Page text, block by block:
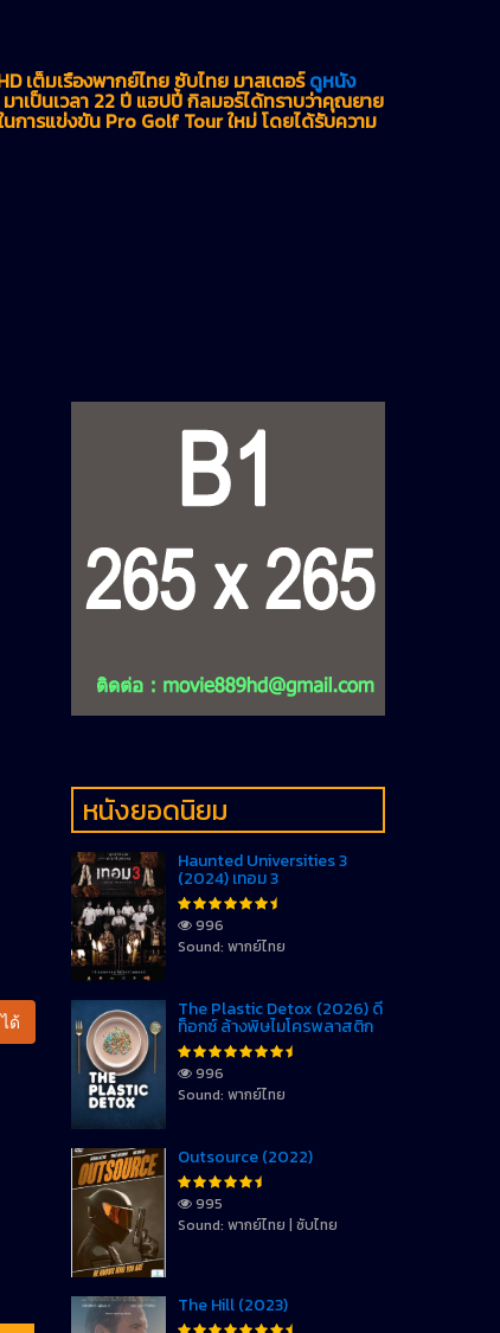
เต็มเรื่องพากย์ไทย ซับไทย มาสเตอร์ดูหนัง
เป็นเวลา 22 ปี แฮปปี้ กิลมอร์ได้ทราบว่าคุณยาย
การแข่งขัน Pro Golf Tour ใหม่ โดยได้รับความ
ด้
หนังยอดนิยม
Haunted Universities 3
(2024) เทอม 3
996
Sound: พากย์ไทย
The Plastic Detox (2026) ดี
ท็อกซ์ ล้างพิษไมโครพลาสติก
996
Sound: พากย์ไทย
Outsource (2022)
995
Sound: พากย์ไทย | ซับไทย
The Hill (2023)